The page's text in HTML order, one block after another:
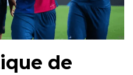
de